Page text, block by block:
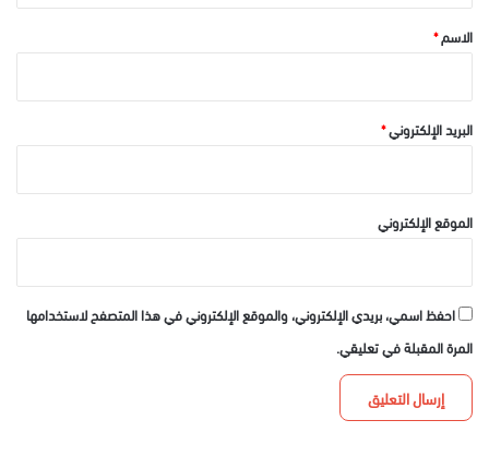
*الاسم*
البريد الإلكتروني*
الموقع الإلكتروني
احفظ اسمي، بريدي الإلكتروني، والموقع الإلكتروني في هذا المتصفح لاستخدامها
المرة المقبلة في تعليقي.